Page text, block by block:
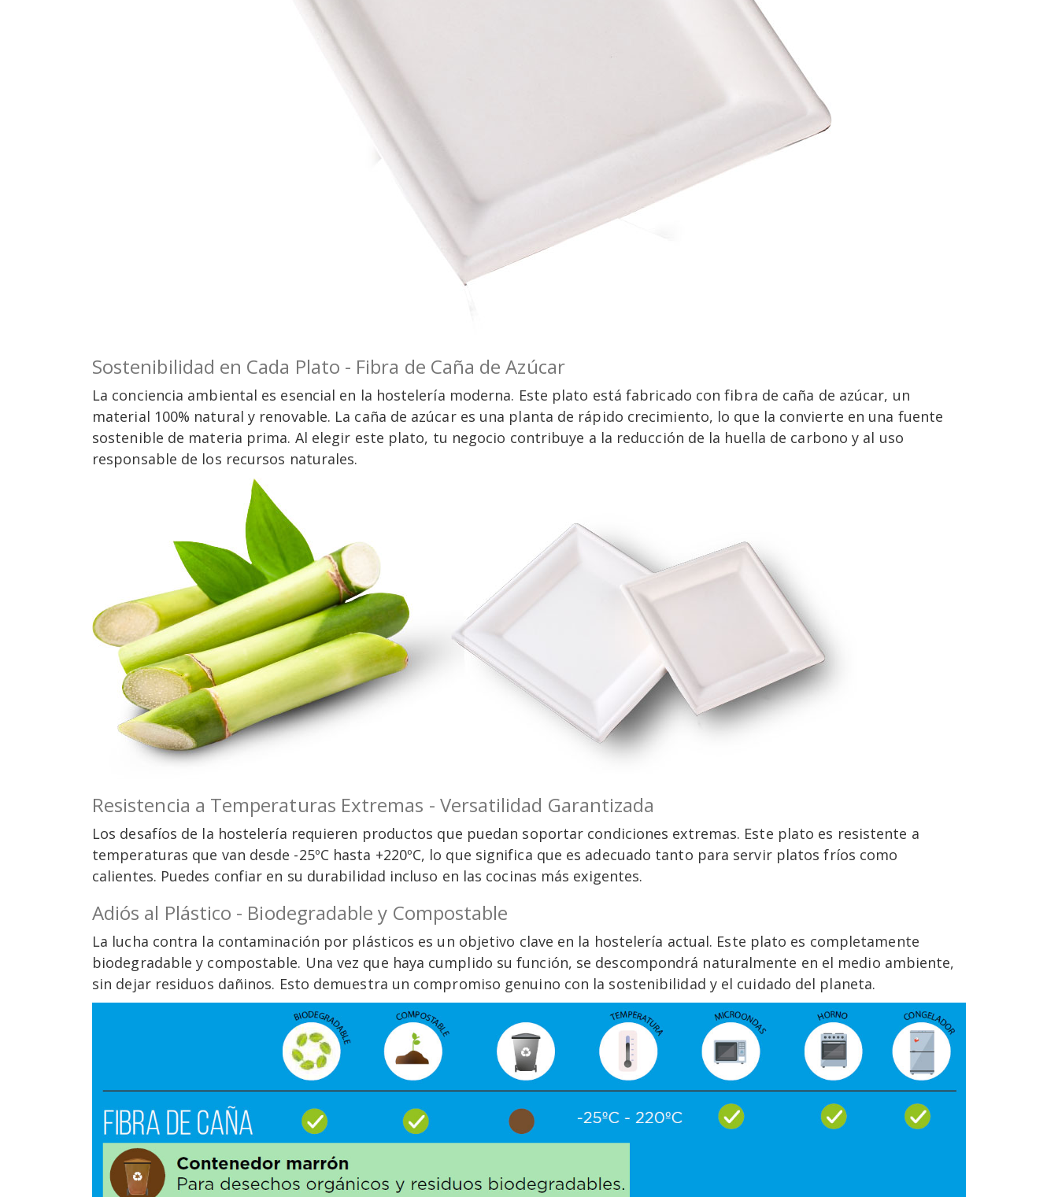
Sostenibilidad en Cada Plato - Fibra de Caña de Azúcar
La conciencia ambiental es esencial en la hostelería moderna. Este plato está fabricado con fibra de caña de azúcar, un
material 100% natural y renovable. La caña de azúcar es una planta de rápido crecimiento, lo que la convierte en una fuente
sostenible de materia prima. Al elegir este plato, tu negocio contribuye a la reducción de la huella de carbono y al uso
responsable de los recursos naturales.
Resistencia a Temperaturas Extremas - Versatilidad Garantizada
Los desafíos de la hostelería requieren productos que puedan soportar condiciones extremas. Este plato es resistente a
temperaturas que van desde -25ºC hasta +220ºC, lo que significa que es adecuado tanto para servir platos fríos como
calientes. Puedes confiar en su durabilidad incluso en las cocinas más exigentes.
Adiós al Plástico - Biodegradable y Compostable
La lucha contra la contaminación por plásticos es un objetivo clave en la hostelería actual. Este plato es completamente
biodegradable y compostable. Una vez que haya cumplido su función, se descompondrá naturalmente en el medio ambiente,
sin dejar residuos dañinos. Esto demuestra un compromiso genuino con la sostenibilidad y el cuidado del planeta.